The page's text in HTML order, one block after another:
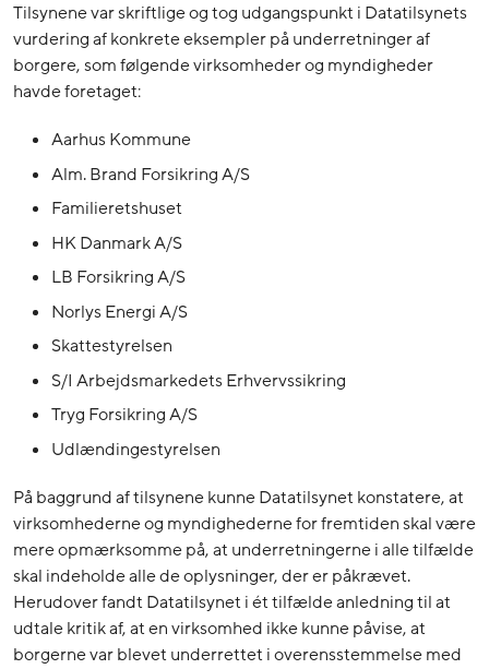
Tilsynene var skriftlige og tog udgangspunkt i Datatilsynets
vurdering af konkrete eksempler på underretninger af
borgere, som følgende virksomheder og myndigheder
havde foretaget:
Aarhus Kommune
Alm. Brand Forsikring A/S
Familieretshuset
HK Danmark A/S
LB Forsikring A/S
Norlys Energi A/S
Skattestyrelsen
S/I Arbejdsmarkedets Erhvervssikring
Tryg Forsikring A/S
Udlændingestyrelsen
På baggrund af tilsynene kunne Datatilsynet konstatere, at
virksomhederne og myndighederne for fremtiden skal være
mere opmærksomme på, at underretningerne i alle tilfælde
skal indeholde alle de oplysninger, der er påkrævet.
Herudover fandt Datatilsynet i ét tilfælde anledning til at
udtale kritik af, at en virksomhed ikke kunne påvise, at
borgerne var blevet underrettet i overensstemmelse med